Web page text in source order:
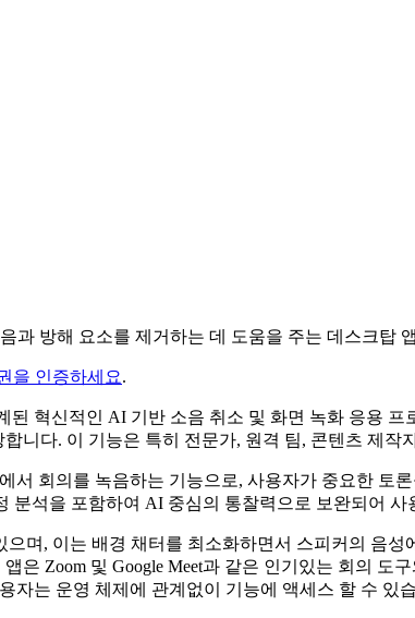
과 방해 요소를 제거하는 데 도움을 주는 데스크탑
을 인증하세요.
된 혁신적인 AI 기반 소음 취소 및 화면 녹화 응용
니다. 이 기능은 특히 전문가, 원격 팀, 콘텐츠 제작
서 회의를 녹음하는 기능으로, 사용자가 중요한
분석을 포함하여 AI 중심의 통찰력으로 보완되어
으며, 이는 배경 채터를 최소화하면서 스피커의 음
은 Zoom 및 Google Meet과 같은 인기있는 회의 도
자는 운영 체제에 관계없이 기능에 액세스 할 수 있